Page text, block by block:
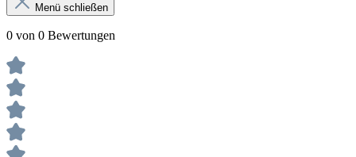
Menü schließen
0 von 0 Bewertungen